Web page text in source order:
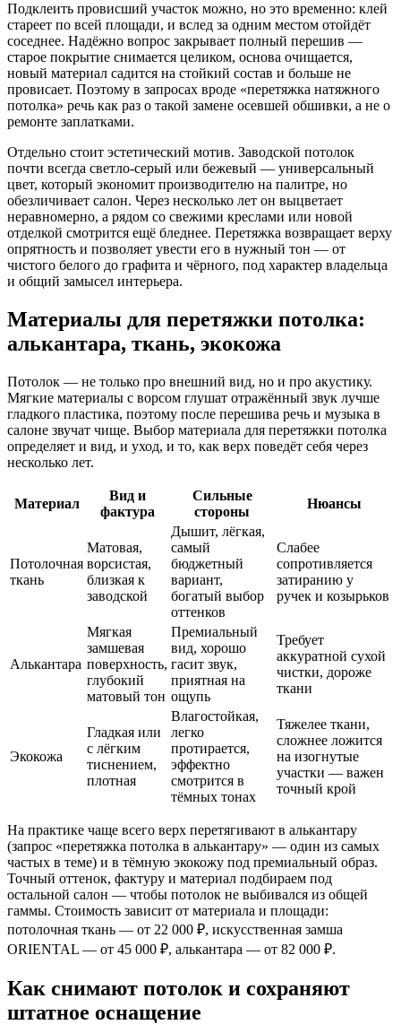
Подклеить провисший участок можно, но это временно: клей
стареет по всей площади, и вслед за одним местом отойдёт
соседнее. Надёжно вопрос закрывает полный перешив —
старое покрытие снимается целиком, основа очищается,
новый материал садится на стойкий состав и больше не
провисает. Поэтому в запросах вроде «перетяжка натяжного
потолка» речь как раз о такой замене осевшей обшивки, а не о
ремонте заплатками.
Отдельно стоит эстетический мотив. Заводской потолок
почти всегда светло-серый или бежевый — универсальный
цвет, который экономит производителю на палитре, но
обезличивает салон. Через несколько лет он выцветает
неравномерно, а рядом со свежими креслами или новой
отделкой смотрится ещё бледнее. Перетяжка возвращает верху
опрятность и позволяет увести его в нужный тон — от
чистого белого до графита и чёрного, под характер владельца
и общий замысел интерьера.
Материалы для перетяжки потолка:
алькантара, ткань, экокожа
Потолок — не только про внешний вид, но и про акустику.
Мягкие материалы с ворсом глушат отражённый звук лучше
гладкого пластика, поэтому после перешива речь и музыка в
салоне звучат чище. Выбор материала для перетяжки потолка
определяет и вид, и уход, и то, как верх поведёт себя через
несколько лет.
Материал
Вид и
фактура
Сильные
стороны
Нюансы
Потолочная
ткань
Матовая,
ворсистая,
близкая к
заводской
Дышит, лёгкая,
самый
бюджетный
вариант,
богатый выбор
оттенков
Слабее
сопротивляется
затиранию у
ручек и козырьков
Алькантара
Мягкая
замшевая
поверхность,
глубокий
матовый тон
Премиальный
вид, хорошо
гасит звук,
приятная на
ощупь
Требует
аккуратной сухой
чистки, дороже
ткани
Экокожа
Гладкая или
с лёгким
тиснением,
плотная
Влагостойкая,
легко
протирается,
эффектно
смотрится в
тёмных тонах
Тяжелее ткани,
сложнее ложится
на изогнутые
участки — важен
точный крой
На практике чаще всего верх перетягивают в алькантару
(запрос «перетяжка потолка в алькантару» — один из самых
частых в теме) и в тёмную экокожу под премиальный образ.
Точный оттенок, фактуру и материал подбираем под
остальной салон — чтобы потолок не выбивался из общей
гаммы. Стоимость зависит от материала и площади:
потолочная ткань — от 22 000 ₽, искусственная замша
ORIENTAL — от 45 000 ₽, алькантара — от 82 000 ₽.
Как снимают потолок и сохраняют
штатное оснащение